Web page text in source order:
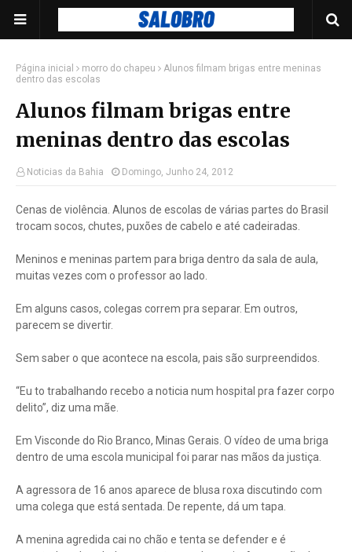
Página inicial morro do chapeu
Alunos filmam brigas entre meninas
dentro das escolas
Alunos filmam brigas entre
meninas dentro das escolas
Noticias da Bahia Domingo, Junho 24, 2012
Cenas de violência. Alunos de escolas de várias partes do Brasil
trocam socos, chutes, puxões de cabelo e até cadeiradas.
Meninos e meninas partem para briga dentro da sala de aula,
muitas vezes com o professor ao lado.
Em alguns casos, colegas correm pra separar. Em outros,
parecem se divertir.
Sem saber o que acontece na escola, pais são surpreendidos.
“Eu to trabalhando recebo a noticia num hospital pra fazer corpo
delito”, diz uma mãe.
Em Visconde do Rio Branco, Minas Gerais. O vídeo de uma briga
dentro de uma escola municipal foi parar nas mãos da justiça.
A agressora de 16 anos aparece de blusa roxa discutindo com
uma colega que está sentada. De repente, dá um tapa.
A menina agredida cai no chão e tenta se defender e é